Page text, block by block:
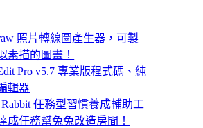
照片轉線圖產生器，可製
素描的圖畫！
Pro v5.7 專業版程式碼、純
輯器
Rabbit 任務型習慣養成輔助工
成任務幫兔兔改造房間！